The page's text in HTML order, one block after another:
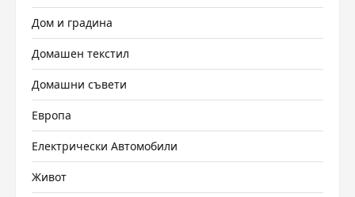
Дом и градина
Домашен текстил
Домашни съвети
Европа
Електрически Автомобили
Живот